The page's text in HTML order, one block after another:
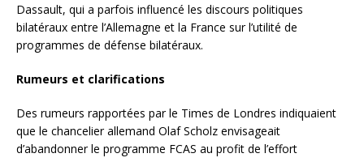
Dassault, qui a parfois influencé les discours politiques
bilatéraux entre l’Allemagne et la France sur l’utilité de
programmes de défense bilatéraux.
Rumeurs et clarifications
Des rumeurs rapportées par le Times de Londres indiquaient
que le chancelier allemand Olaf Scholz envisageait
d’abandonner le programme FCAS au profit de l’effort